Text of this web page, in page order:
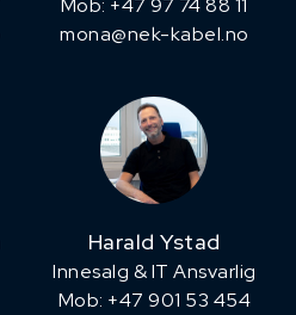
Mob: +47 97 74 88 11
mona@nek-kabel.no
Harald Ystad
Innesalg & IT Ansvarlig
Mob: +47 901 53 454